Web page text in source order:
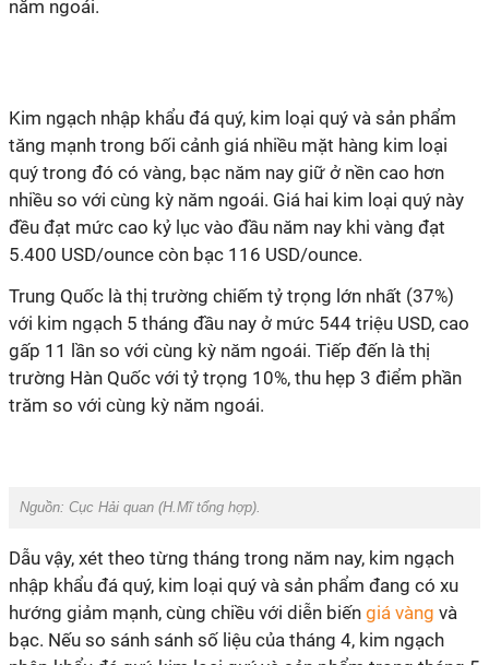
năm ngoái.
Kim ngạch nhập khẩu đá quý, kim loại quý và sản phẩm
tăng mạnh trong bối cảnh giá nhiều mặt hàng kim loại
quý trong đó có vàng, bạc năm nay giữ ở nền cao hơn
nhiều so với cùng kỳ năm ngoái. Giá hai kim loại quý này
đều đạt mức cao kỷ lục vào đầu năm nay khi vàng đạt
5.400 USD/ounce còn bạc 116 USD/ounce.
Trung Quốc là thị trường chiếm tỷ trọng lớn nhất (37%)
với kim ngạch 5 tháng đầu nay ở mức 544 triệu USD, cao
gấp 11 lần so với cùng kỳ năm ngoái. Tiếp đến là thị
trường Hàn Quốc với tỷ trọng 10%, thu hẹp 3 điểm phần
trăm so với cùng kỳ năm ngoái.
Nguồn: Cục Hải quan (H.Mĩtổng hợp).
Dẫu vậy, xét theo từng tháng trong năm nay, kim ngạch
nhập khẩu đá quý, kim loại quý và sản phẩm đang có xu
hướng giảm mạnh, cùng chiều với diễn biến giá vàng và
bạc. Nếu so sánh sánh số liệu của tháng 4, kim ngạch